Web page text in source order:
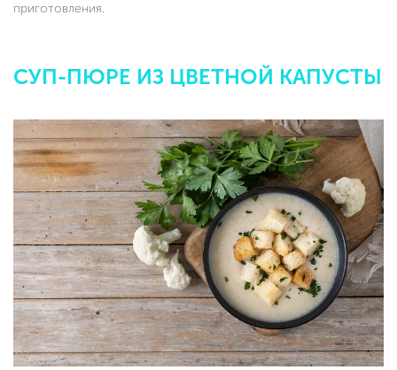
приготовления.
СУП-ПЮРЕ ИЗ ЦВЕТНОЙ КАПУСТЫ